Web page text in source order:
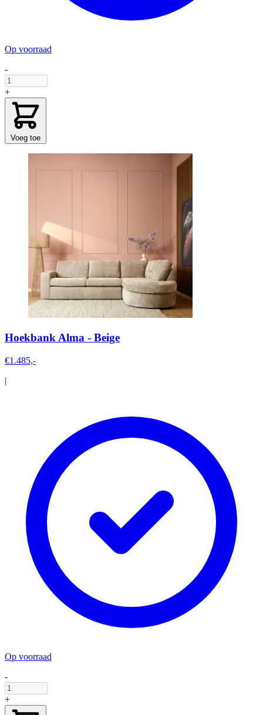
Op voorraad
-
+
Voeg toe
Hoekbank Alma - Beige
€1.485,-
|
Op voorraad
-
+